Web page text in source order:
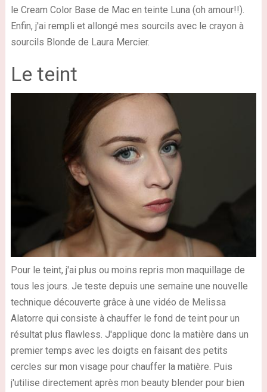
le Cream Color Base de Mac en teinte Luna (oh amour!!).
Enfin, j'ai rempli et allongé mes sourcils avec le crayon à
sourcils Blonde de Laura Mercier.
Le teint
Pour le teint, j'ai plus ou moins repris mon maquillage de
tous les jours. Je teste depuis une semaine une nouvelle
technique découverte grâce à une vidéo de Melissa
Alatorre qui consiste à chauffer le fond de teint pour un
résultat plus flawless. J'applique donc la matière dans un
premier temps avec les doigts en faisant des petits
cercles sur mon visage pour chauffer la matière. Puis
j'utilise directement après mon beauty blender pour bien